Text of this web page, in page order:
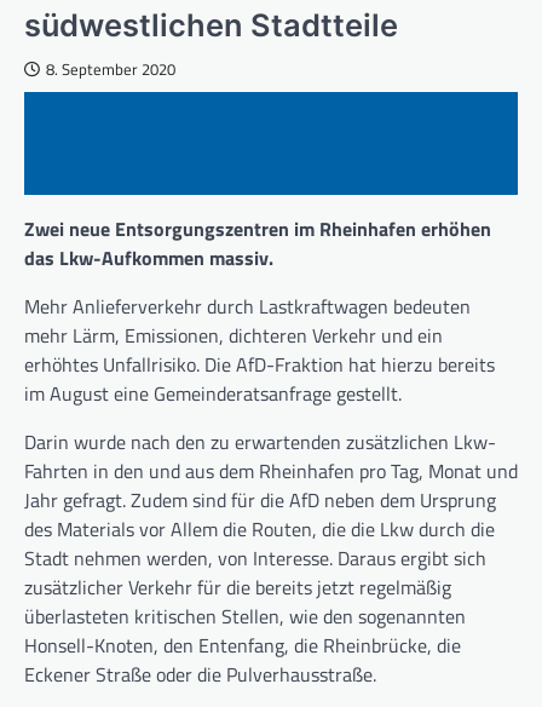
südwestlichen Stadtteile
8. September 2020
Zwei neue Entsorgungszentren im Rheinhafen erhöhen
das Lkw-Aufkommen massiv.
Mehr Anlieferverkehr durch Lastkraftwagen bedeuten
mehr Lärm, Emissionen, dichteren Verkehr und ein
erhöhtes Unfallrisiko. Die AfD-Fraktion hat hierzu bereits
im August eine Gemeinderatsanfrage gestellt.
Darin wurde nach den zu erwartenden zusätzlichen Lkw-
Fahrten in den und aus dem Rheinhafen pro Tag, Monat und
Jahr gefragt. Zudem sind für die AfD neben dem Ursprung
des Materials vor Allem die Routen, die die Lkw durch die
Stadt nehmen werden, von Interesse. Daraus ergibt sich
zusätzlicher Verkehr für die bereits jetzt regelmäßig
überlasteten kritischen Stellen, wie den sogenannten
Honsell-Knoten, den Entenfang, die Rheinbrücke, die
Eckener Straße oder die Pulverhausstraße.